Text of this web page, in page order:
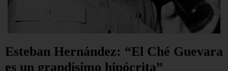
Esteban Hernández: “El Ché Guevara
es un grandísimo hipócrita”